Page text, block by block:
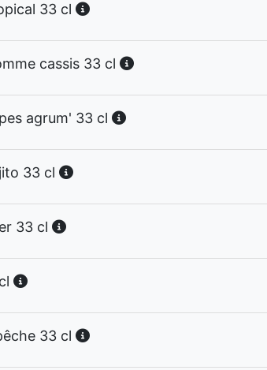
33 cl
cassis 33 cl
agrum' 33 cl
33 cl
33 cl
33 cl